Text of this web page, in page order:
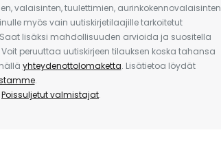
valaisinten, tuulettimien, aurinkokennovalaisinten
myös vain uutiskirjetilaajille tarkoitetut
lisäksi mahdollisuuden arvioida ja suositella
peruuttaa uutiskirjeen tilauksen koska tahansa
yhteydenottolomaketta. Lisätietoa löydät
.
Poissuljetut valmistajat.